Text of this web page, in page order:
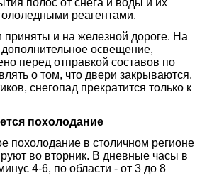
реагентами.
приняты и на железной дороге. На
освещение,
перед отправкой составов по
о том, что двери закрываются.
снегопад прекратится только к
похолодание
похолодание в столичном регионе
во вторник. В дневные часы в
4-6, по области - от 3 до 8